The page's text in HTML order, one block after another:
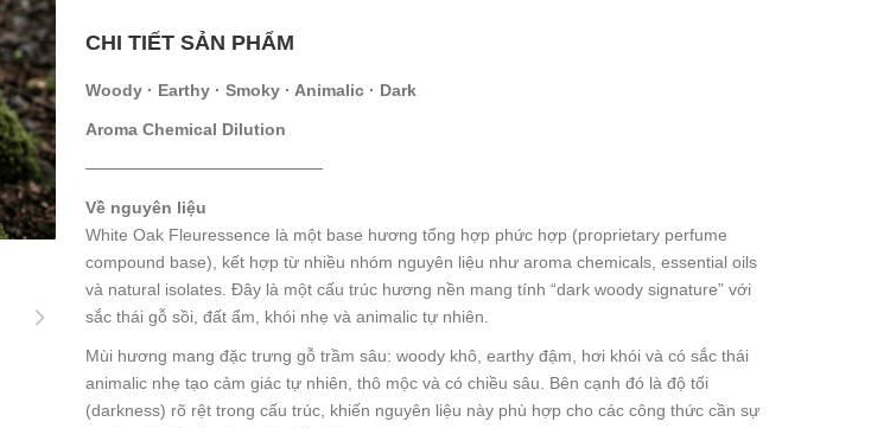
CHI TIẾT SẢN PHẨM
Woody · Earthy · Smoky · Animalic · Dark
Aroma Chemical Dilution
────────────────────
Về nguyên liệu
White Oak Fleuressence là một base hương tổng hợp phức hợp (proprietary perfume
compound base), kết hợp từ nhiều nhóm nguyên liệu như aroma chemicals, essential oils
và natural isolates. Đây là một cấu trúc hương nền mang tính “dark woody signature” với
sắc thái gỗ sồi, đất ẩm, khói nhẹ và animalic tự nhiên.
Mùi hương mang đặc trưng gỗ trầm sâu: woody khô, earthy đậm, hơi khói và có sắc thái
animalic nhẹ tạo cảm giác tự nhiên, thô mộc và có chiều sâu. Bên cạnh đó là độ tối
(darkness) rõ rệt trong cấu trúc, khiến nguyên liệu này phù hợp cho các công thức cần sự